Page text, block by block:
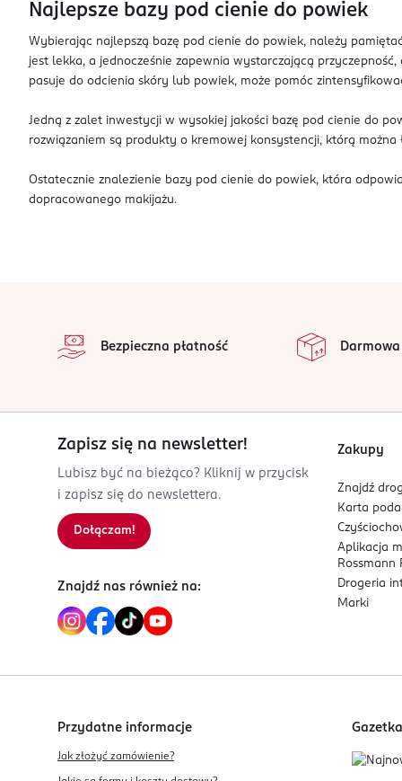
Najlepsze bazy pod cienie do powiek
Wybierając najlepszą bazę pod cienie do powiek, należy
jest lekka, a jednocześnie zapewnia wystarczającą
pasuje do odcienia skóry lub powiek, może pomóc
Jedną z zalet inwestycji w wysokiej jakości bazę pod cienie do
rozwiązaniem są produkty o kremowej konsystencji, którą
Ostatecznie znalezienie bazy pod cienie do powiek, która
dopracowanego makijażu.
Bezpieczna płatność
Zapisz się na newsletter!
Lubisz być na bieżąco? Kliknij w przycisk
i zapisz się do newslettera.
Dołączam!
Znajdź nas również na:
Zakupy
Znajdź
Karta
Aplikacja
Rossmann
Drogeria
Marki
Przydatne informacje
Jak złożyć zamówienie?
Gazetka